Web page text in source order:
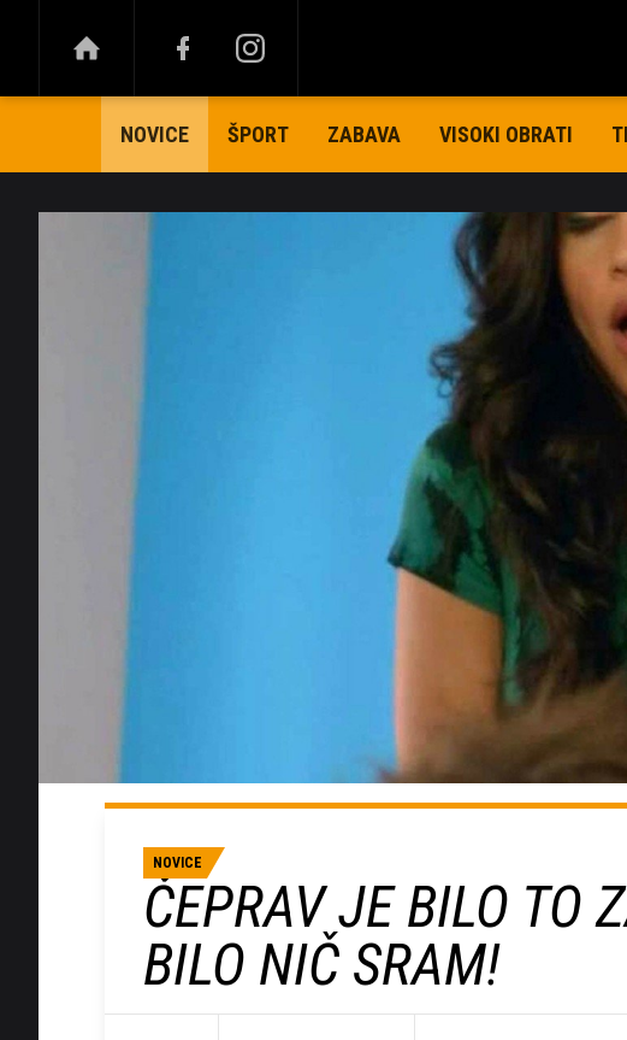
NOVICE ŠPORT ZABAVA VISOKI OBRATI
NOVICE
ČEPRAV JE BILO TO
BILO NIČ SRAM!